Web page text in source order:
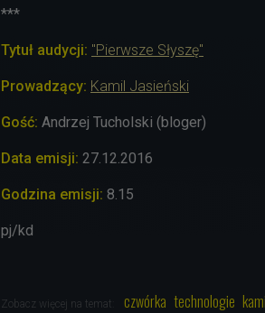
***
Tytuł audycji: "Pierwsze Słyszę"
Prowadzący: Kamil Jasieński
Gość: Andrzej Tucholski (bloger)
Data emisji: 27.12.2016
Godzina emisji: 8.15
pj/kd
Zobacz więcej na temat: czwórka technologie